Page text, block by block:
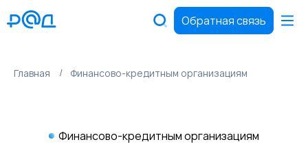
Обратная связь
Главная Финансово-кредитным организациям
Финансово-кредитным организациям